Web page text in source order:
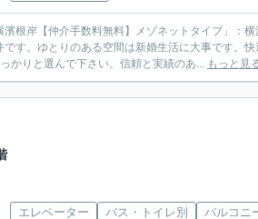
根岸【仲介手数料無料】メゾネットタイプ」：横
す。ゆとりのある空間は新婚生活に大事です。快
かりと選んで下さい。信頼と実績のあ... もっと見
エレベーター バス・トイレ別
バルコニ